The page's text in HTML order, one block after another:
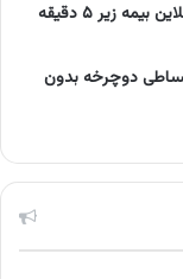
زیر ۵ دقیقه
دوچرخه بدون